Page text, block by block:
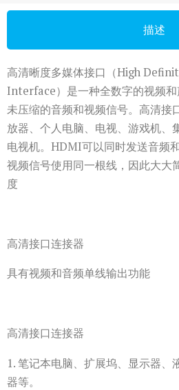
描述
高清晰度多媒体接口（High
Interface）是一种全数字的视频
未压缩的音频和视频信号。高清接
放器、个人电脑、电视、游戏机、
电视机。HDMI可以同时发送音频
视频信号使用同一根线，因此大大
度
高清接口连接器
具有视频和音频单线输出功能
高清接口连接器
1. 笔记本电脑、扩展坞、显示器、
器等。